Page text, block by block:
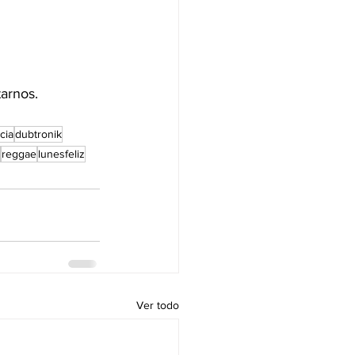
dubtronik
reggaelunesfeliz
Ver todo